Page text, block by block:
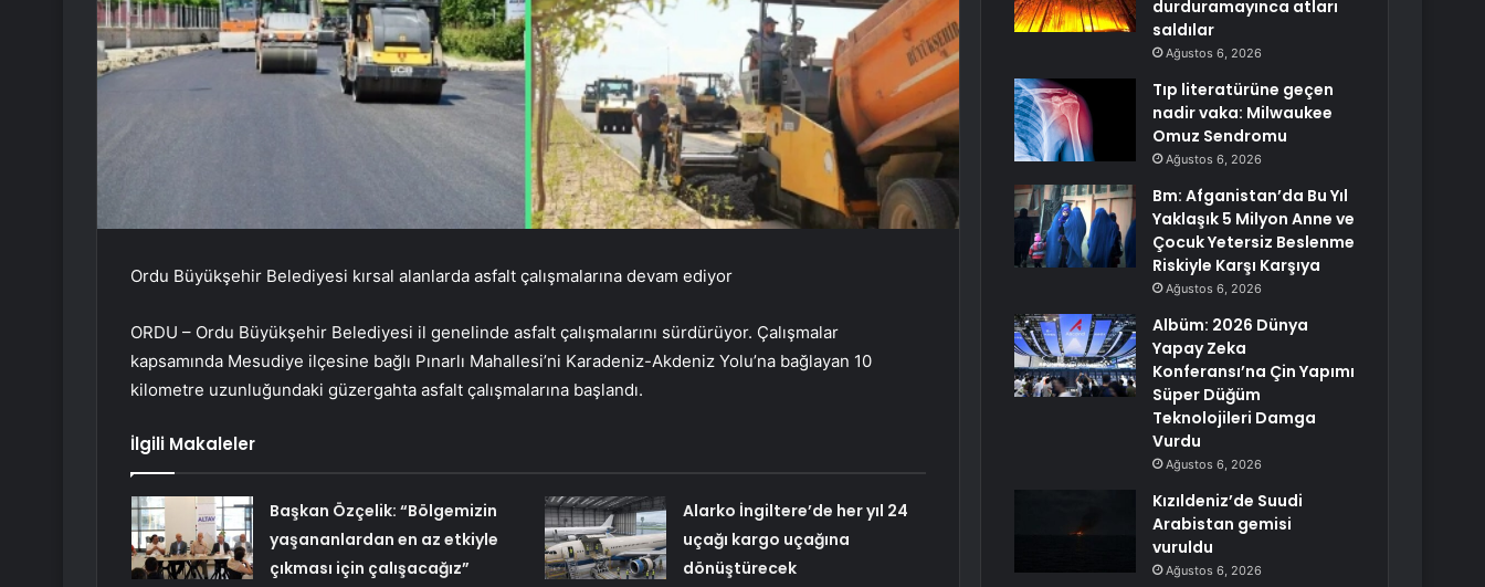
Ordu Büyükşehir Belediyesi kırsal alanlarda asfalt çalışmalarına devam ediyor
ORDU – Ordu Büyükşehir Belediyesi il genelinde asfalt çalışmalarını sürdürüyor. Çalışmalar
kapsamında Mesudiye ilçesine bağlı Pınarlı Mahallesi’ni Karadeniz-Akdeniz Yolu’na bağlayan 10
kilometre uzunluğundaki güzergahta asfalt çalışmalarına başlandı.
İlgili Makaleler
Başkan Özçelik: “Bölgemizin
yaşananlardan en az etkiyle
çıkması için çalışacağız”
Alarko İngiltere’de her yıl 24
uçağı kargo uçağına
dönüştürecek
durduramayınca atları
saldılar
Ağustos 6, 2026
Tıp literatürüne geçen
nadir vaka: Milwaukee
Omuz Sendromu
Ağustos 6, 2026
Bm: Afganistan’da Bu Yıl
Yaklaşık 5 Milyon Anne ve
Çocuk Yetersiz Beslenme
Riskiyle Karşı Karşıya
Ağustos 6, 2026
Albüm: 2026 Dünya
Yapay Zeka
Konferansı’na Çin Yapımı
Süper Düğüm
Teknolojileri Damga
Vurdu
Ağustos 6, 2026
Kızıldeniz’de Suudi
Arabistan gemisi
vuruldu
Ağustos 6, 2026